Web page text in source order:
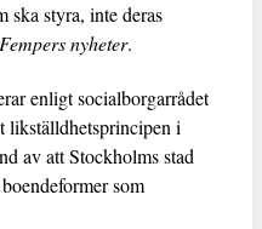
ska styra, inte deras
Fempers nyheter.
enligt socialborgarrådet
likställdhetsprincipen i
av att Stockholms stad
som